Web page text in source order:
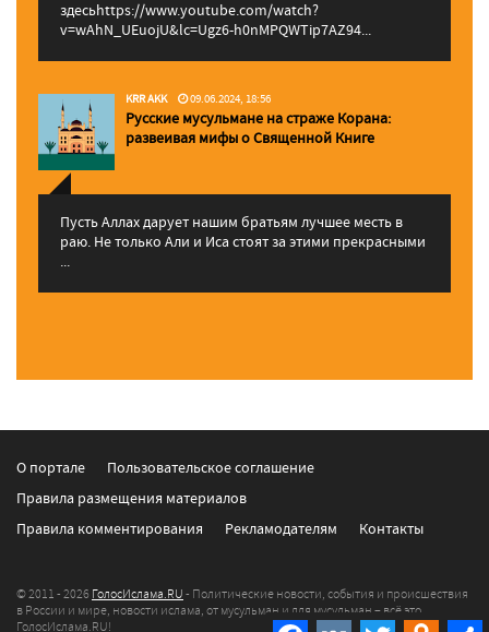
здесьhttps://www.youtube.com/watch?
v=wAhN_UEuojU&lc=Ugz6-h0nMPQWTip7AZ94...
KRR AKK 09.06.2024, 18:56
Русские мусульмане на страже Корана:
pазвеивая мифы о Священной Книге
Пусть Аллах дарует нашим братьям лучшее месть в
раю. Не только Али и Иса стоят за этими прекрасными
...
О портале
Пользовательское соглашение
Правила размещения материалов
Правила комментирования
Рекламодателям Контакты
© 2011 - 2026 ГолосИслама.RU - Политические новости, события и происшествия
в России и мире, новости ислама, от мусульман и для мусульман – всё это
ГолосИслама.RU!